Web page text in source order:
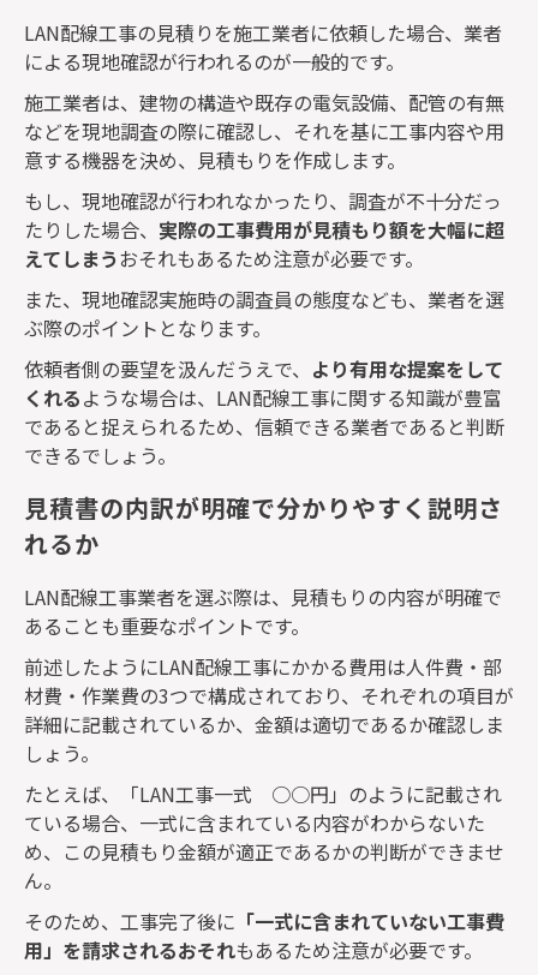
LAN配線工事の見積りを施工業者に依頼した場合、業者
による現地確認が行われるのが一般的です。
施工業者は、建物の構造や既存の電気設備、配管の有無
などを現地調査の際に確認し、それを基に工事内容や用
意する機器を決め、見積もりを作成します。
もし、現地確認が行われなかったり、調査が不十分だっ
たりした場合、 実際の工事費用が見積もり額を大幅に超
えてしまうおそれもあるため注意が必要です。
また、現地確認実施時の調査員の態度なども、業者を選
ぶ際のポイントとなります。
依頼者側の要望を汲んだうえで、 より有用な提案をして
くれるような場合は、 LAN配線工事に関する知識が豊富
であると捉えられるため、信頼できる業者であると判断
できるでしょう。
見積書の内訳が明確で分かりやすく説明さ
れるか
LAN配線工事業者を選ぶ際は、見積もりの内容が明確で
あることも重要なポイントです。
前述したようにLAN配線工事にかかる費用は人件費・部
材費・作業費の3つで構成されており、それぞれの項目が
詳細に記載されているか、金額は適切であるか確認しま
しょう。
たとえば、「LAN工事一式 ○○円」のように記載され
ている場合、一式に含まれている内容がわからないた
め、この見積もり金額が適正であるかの判断ができませ
ん。
そのため、工事完了後に 「一式に含まれていない工事費
用」を請求されるおそれもあるため注意が必要です。